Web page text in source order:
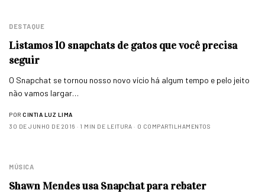
DESTAQUE
Listamos 10 snapchats de gatos que você precisa
seguir
O Snapchat se tornou nosso novo vício há algum tempo e pelo jeito
não vamos largar…
POR CINTIA LUZ LIMA
30 DE JUNHO DE 2016
1 MIN DE LEITURA 0 COMPARTILHAMENTOS
MÚSICA
Shawn Mendes usa Snapchat para rebater